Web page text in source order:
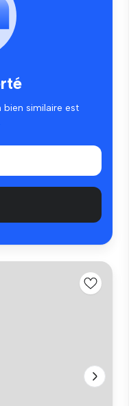
bien similaire est